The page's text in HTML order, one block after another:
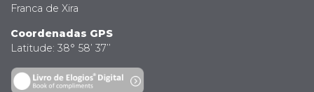
Franca de Xira
Coordenadas GPS
Latitude: 38° 58’ 37’’